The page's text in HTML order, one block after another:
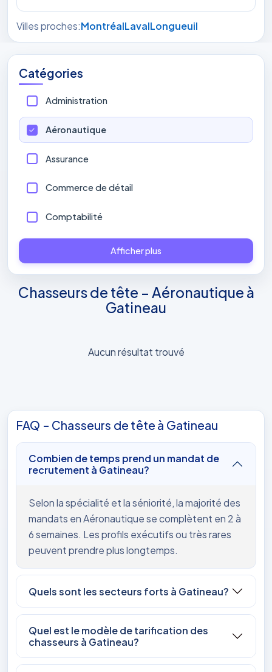
Villes proches:MontréalLavalLongueuil
Catégories
Administration
Aéronautique
Assurance
Commerce de détail
Comptabilité
Afficher plus
Chasseurs de tête – Aéronautique à
Gatineau
Aucun résultat trouvé
FAQ – Chasseurs de tête à Gatineau
Combien de temps prend un mandat de
recrutement à Gatineau?
Selon la spécialité et la séniorité, la majorité des
mandats en Aéronautique se complètent en 2 à
6 semaines. Les profils exécutifs ou très rares
peuvent prendre plus longtemps.
Quels sont les secteurs forts à Gatineau?
Quel est le modèle de tarification des
chasseurs à Gatineau?